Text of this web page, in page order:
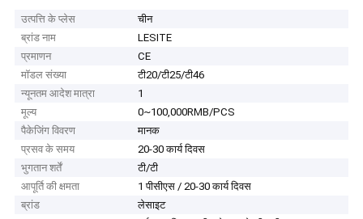
उत्पत्ति के प्लेस
चीन
ब्रांड नाम
LESITE
प्रमाणन
CE
मॉडल संख्या
टी20/टी25/टी46
न्यूनतम आदेश मात्रा
1
मूल्य
0~100,000RMB/PCS
पैकेजिंग विवरण
मानक
प्रसव के समय
20-30 कार्य दिवस
भुगतान शर्तें
टी/टी
आपूर्ति की क्षमता
1 पीसीएस / 20-30 कार्य दिवस
ब्रांड
लेसाइट